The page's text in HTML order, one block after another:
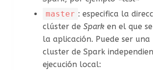
master : especifica la
clúster de Spark en el que
la aplicación. Puede ser una
cluster de Spark
ejecución local: